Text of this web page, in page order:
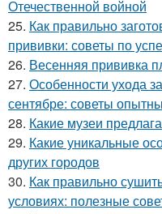
Отечественной войной
25. Как правильно
прививки: советы по
26. Весенняя прививка
27. Особенности ухода
сентябре: советы
28. Какие музеи
29. Какие уникальные
других городов
30. Как правильно
условиях: полезные